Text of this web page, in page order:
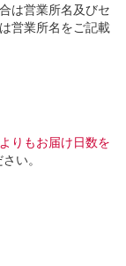
は営業所名及びセ
営業所名をご記載
りもお届け日数を
い。